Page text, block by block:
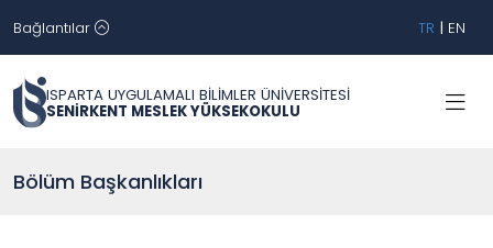
Bağlantılar TR | EN
ISPARTA UYGULAMALI BİLİMLER ÜNİVERSİTESİ
SENİRKENT MESLEK YÜKSEKOKULU
Bölüm Başkanlıkları